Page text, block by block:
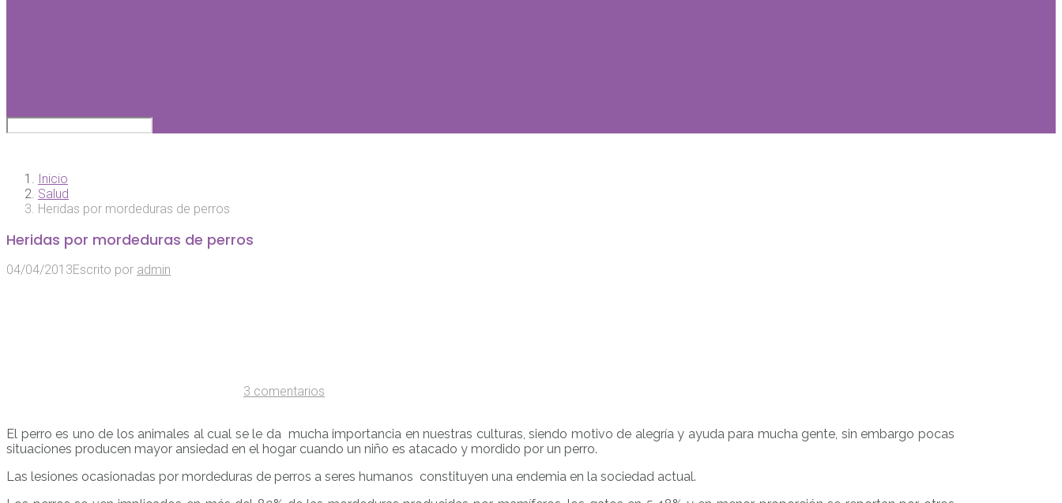
Inicio
Salud
Heridas por mordeduras de perros
Heridas por mordeduras de perros
04/04/2013Escrito por admin
3 comentarios
El perro es uno de los animales al cual se le da mucha importancia en nuestras culturas, siendo motivo de alegría y ayuda para mucha gente, sin embargo pocas
situaciones producen mayor ansiedad en el hogar cuando un niño es atacado y mordido por un perro.
Las lesiones ocasionadas por mordeduras de perros a seres humanos constituyen una endemia en la sociedad actual.